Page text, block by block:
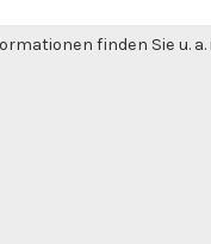
finden Sie u.